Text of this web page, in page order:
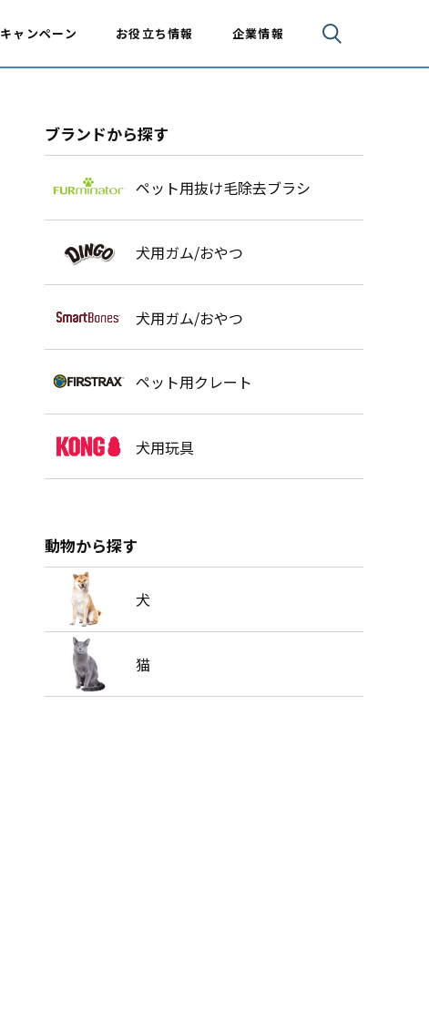
キャンペーン お役立ち情報 企業情報
ブランドから探す
ペット用抜け毛除去ブラシ
犬用ガム/おやつ
犬用ガム/おやつ
ペット用クレート
犬用玩具
動物から探す
犬
猫